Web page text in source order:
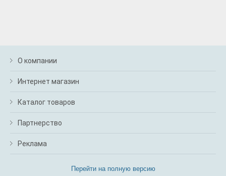
О компании
Интернет магазин
Каталог товаров
Партнерство
Реклама
Перейти на полную версию